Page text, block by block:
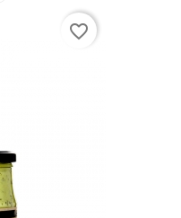
favorite_border